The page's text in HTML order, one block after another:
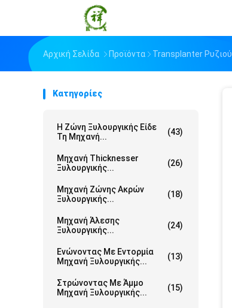
Αρχική Σελίδα Προϊόντα Transplanter
Κατηγορίες
Η Ζώνη Ξυλουργικής Είδε
Τη Μηχανή...
(43)
Μηχανή Thicknesser
Ξυλουργικής...
(26)
Μηχανή Ζώνης Ακρών
Ξυλουργικής...
(18)
Μηχανή Άλεσης
Ξυλουργικής...
(24)
Ενώνοντας Με Εντορμία
Μηχανή Ξυλουργικής...
(13)
Στρώνοντας Με Άμμο
Μηχανή Ξυλουργικής...
(15)